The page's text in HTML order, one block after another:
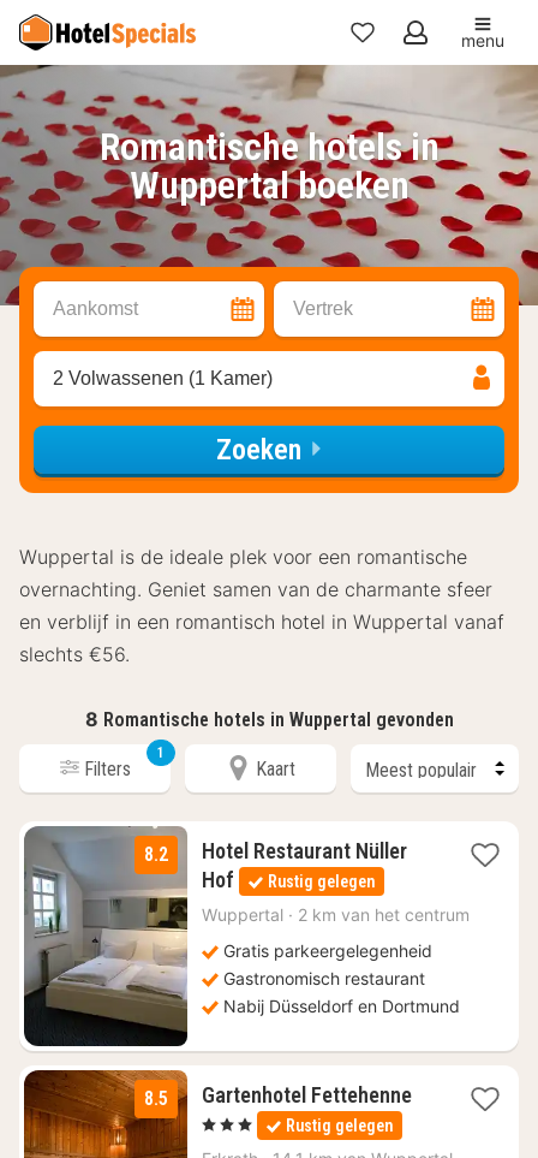
Mijn
favorieten
menu
Romantische hotels in
Wuppertal boeken
Aankomst Vertrek
2 Volwassenen (1 Kamer)
Zoeken
Wuppertal is de ideale plek voor een romantische
overnachting. Geniet samen van de charmante sfeer
en verblijf in een romantisch hotel in Wuppertal vanaf
slechts €56.
8 Romantische hotels in Wuppertal gevonden
Filters
1
Kaart
8.2
Hotel Restaurant Nüller
Hof 1
nacht
vanaf
57,60
Rustig gelegen
Wuppertal · 2 km van het centrum
Gratis parkeergelegenheid
Gastronomisch restaurant
Nabij Düsseldorf en Dortmund
8.5 Gartenhotel Fettehenne1
, 3 Sterren Rustig gelegen